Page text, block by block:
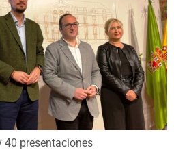
40 presentaciones